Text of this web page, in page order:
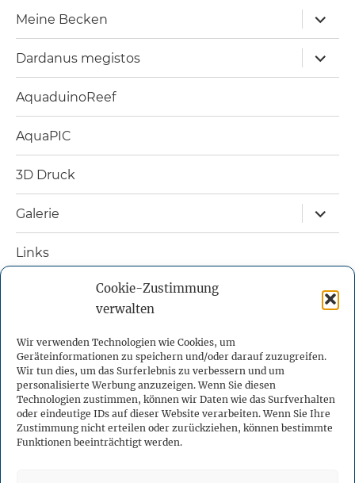
Cookie-Zustimmung
verwalten
Wir verwenden Technologien wie Cookies, um
Geräteinformationen zu speichern und/oder darauf zuzugreifen.
Wir tun dies, um das Surferlebnis zu verbessern und um
personalisierte Werbung anzuzeigen. Wenn Sie diesen
Technologien zustimmen, können wir Daten wie das Surfverhalten
oder eindeutige IDs auf dieser Website verarbeiten. Wenn Sie Ihre
Zustimmung nicht erteilen oder zurückziehen, können bestimmte
Funktionen beeinträchtigt werden.
Meine Becken
öffnen
Dardanus megistos
öffnen
AquaduinoReef
AquaPIC
3D Druck
Galerie
öffnen
Links
Nützliche Bücher
Impressum
Datenschutzerklärung
Cookie-Richtlinie (EU)